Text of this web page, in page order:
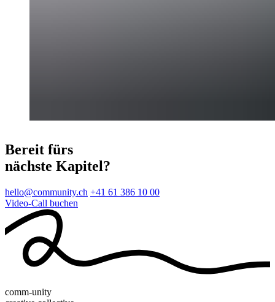
Bereit fürs
nächste Kapitel?
hello@community.ch +41 61 386 10 00
Video-Call buchen
comm-unity